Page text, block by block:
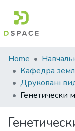
Communities
&
Collections
Statistics
Home